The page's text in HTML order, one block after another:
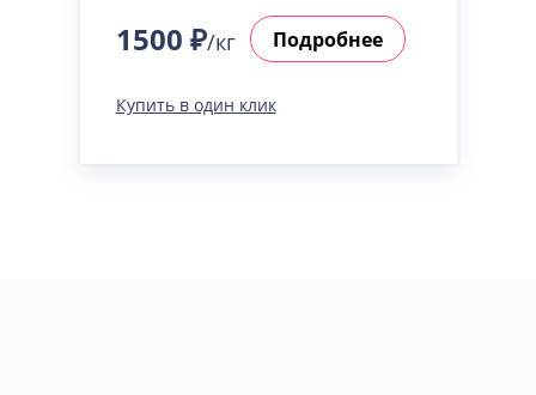
1500 ₽/кг Подробнее
Купить в один клик